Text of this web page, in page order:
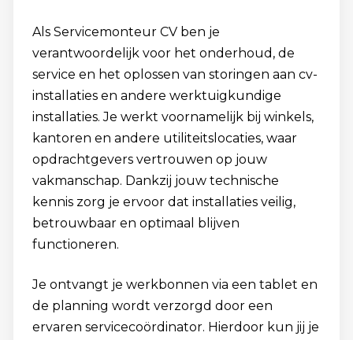
Als Servicemonteur CV ben je
verantwoordelijk voor het onderhoud, de
service en het oplossen van storingen aan cv-
installaties en andere werktuigkundige
installaties. Je werkt voornamelijk bij winkels,
kantoren en andere utiliteitslocaties, waar
opdrachtgevers vertrouwen op jouw
vakmanschap. Dankzij jouw technische
kennis zorg je ervoor dat installaties veilig,
betrouwbaar en optimaal blijven
functioneren.
Je ontvangt je werkbonnen via een tablet en
de planning wordt verzorgd door een
ervaren servicecoördinator. Hierdoor kun jij je